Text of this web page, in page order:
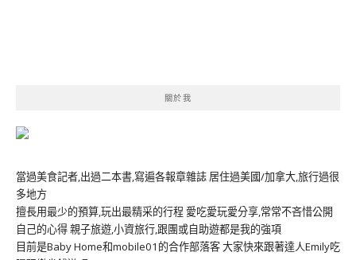
關於我
當過美食記者,出過二本書,寫遍各報章雜誌 居住過美國/加拿大,旅行過很
多地方
擅長用最少的預算,玩出最精采的行程 愛吃愛玩愛分享,常常不吝惜公開
自己的心得 親子旅遊,小資旅行,跟團或自助遊都是我的強項
目前是Baby Home和mobile01的合作部落客 大家快來跟著達人Emily吃